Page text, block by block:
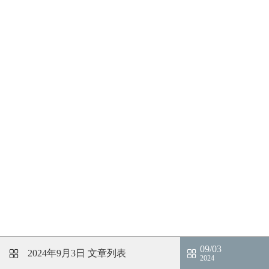
2024年9月3日 文章列表 09/03
2024